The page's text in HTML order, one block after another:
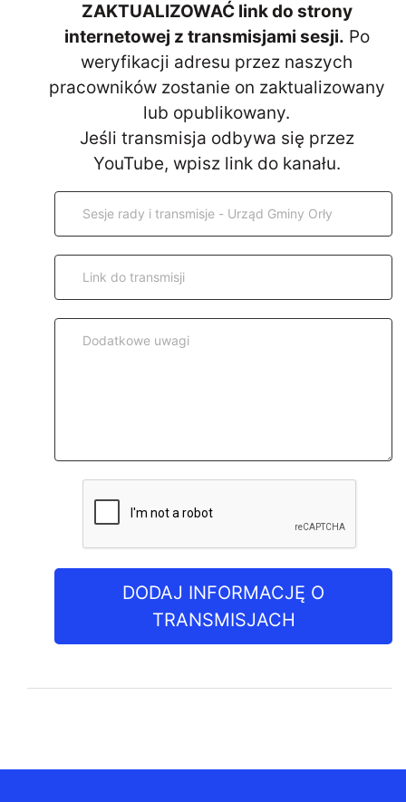
ZAKTUALIZOWAĆ link do strony
internetowej z transmisjami sesji. Po
weryfikacji adresu przez naszych
pracowników zostanie on zaktualizowany
lub opublikowany.
Jeśli transmisja odbywa się przez
YouTube, wpisz link do kanału.
DODAJ INFORMACJĘ O
TRANSMISJACH